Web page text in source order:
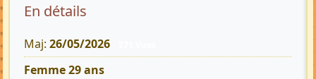
En détails
Maj: 26/05/2026
Femme 29 ans